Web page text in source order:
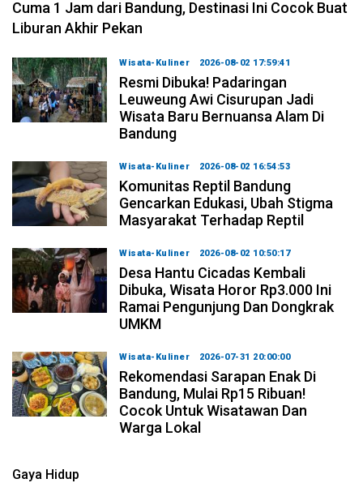
Cuma 1 Jam dari Bandung, Destinasi Ini Cocok Buat
Liburan Akhir Pekan
Wisata-Kuliner 2026-08-02 17:59:41
Resmi Dibuka! Padaringan
Leuweung Awi Cisurupan Jadi
Wisata Baru Bernuansa Alam Di
Bandung
Wisata-Kuliner 2026-08-02 16:54:53
Komunitas Reptil Bandung
Gencarkan Edukasi, Ubah Stigma
Masyarakat Terhadap Reptil
Wisata-Kuliner 2026-08-02 10:50:17
Desa Hantu Cicadas Kembali
Dibuka, Wisata Horor Rp3.000 Ini
Ramai Pengunjung Dan Dongkrak
UMKM
Wisata-Kuliner 2026-07-31 20:00:00
Rekomendasi Sarapan Enak Di
Bandung, Mulai Rp15 Ribuan!
Cocok Untuk Wisatawan Dan
Warga Lokal
Gaya Hidup